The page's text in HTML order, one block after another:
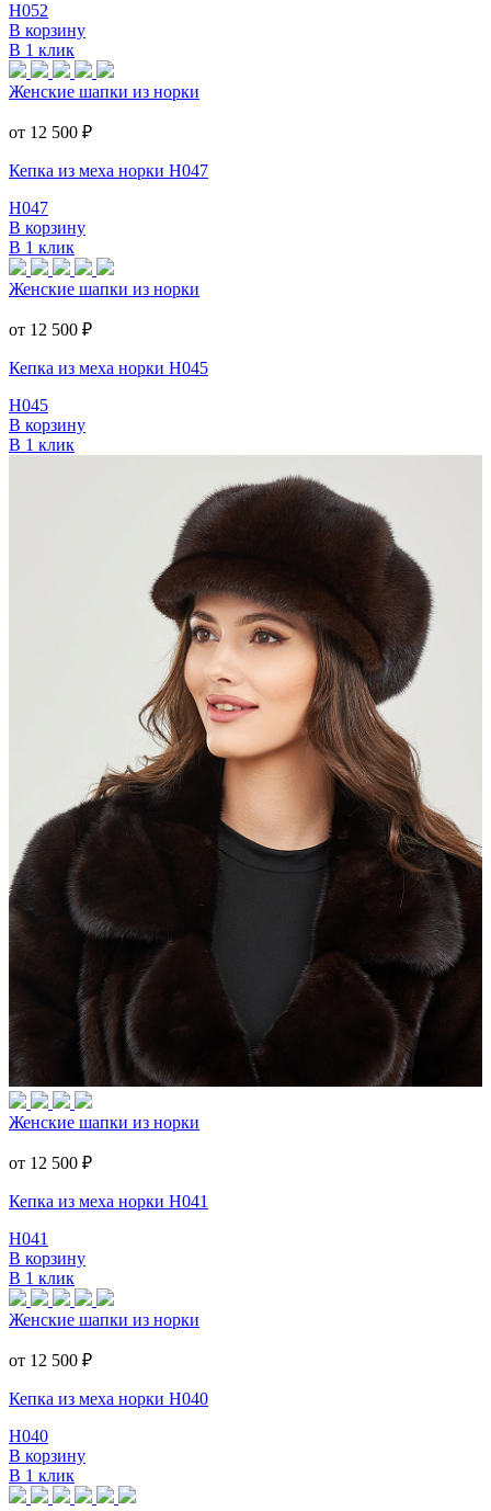
Н052
В корзину
В 1 клик
Женские шапки из норки
от 12 500 ₽
Кепка из меха норки Н047
Н047
В корзину
В 1 клик
Женские шапки из норки
от 12 500 ₽
Кепка из меха норки Н045
Н045
В корзину
В 1 клик
Женские шапки из норки
от 12 500 ₽
Кепка из меха норки Н041
Н041
В корзину
В 1 клик
Женские шапки из норки
от 12 500 ₽
Кепка из меха норки Н040
Н040
В корзину
В 1 клик